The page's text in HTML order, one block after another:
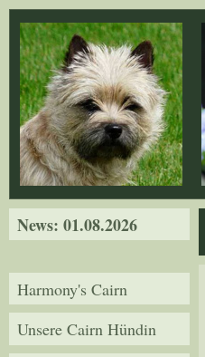
Direkt zum Inhalt
News: 01.08.2026
Harmony's Cairn
Unsere Cairn Hündin